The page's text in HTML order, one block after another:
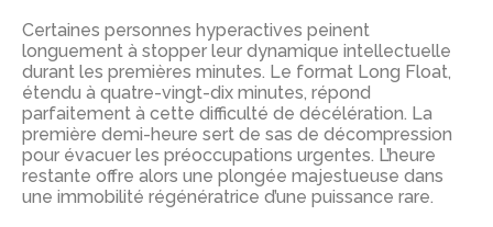
Certaines personnes hyperactives peinent
longuement à stopper leur dynamique intellectuelle
durant les premières minutes. Le format Long Float,
étendu à quatre-vingt-dix minutes, répond
parfaitement à cette difficulté de décélération. La
première demi-heure sert de sas de décompression
pour évacuer les préoccupations urgentes. L’heure
restante offre alors une plongée majestueuse dans
une immobilité régénératrice d’une puissance rare.